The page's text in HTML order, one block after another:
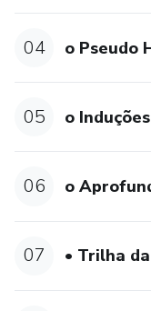
04 o Pseudo
05 o
06 o
07 • Trilha